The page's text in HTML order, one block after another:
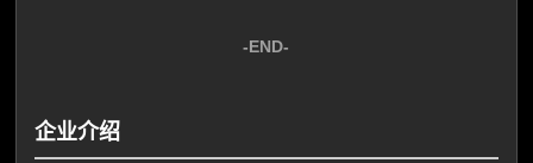
-END-
企业介绍